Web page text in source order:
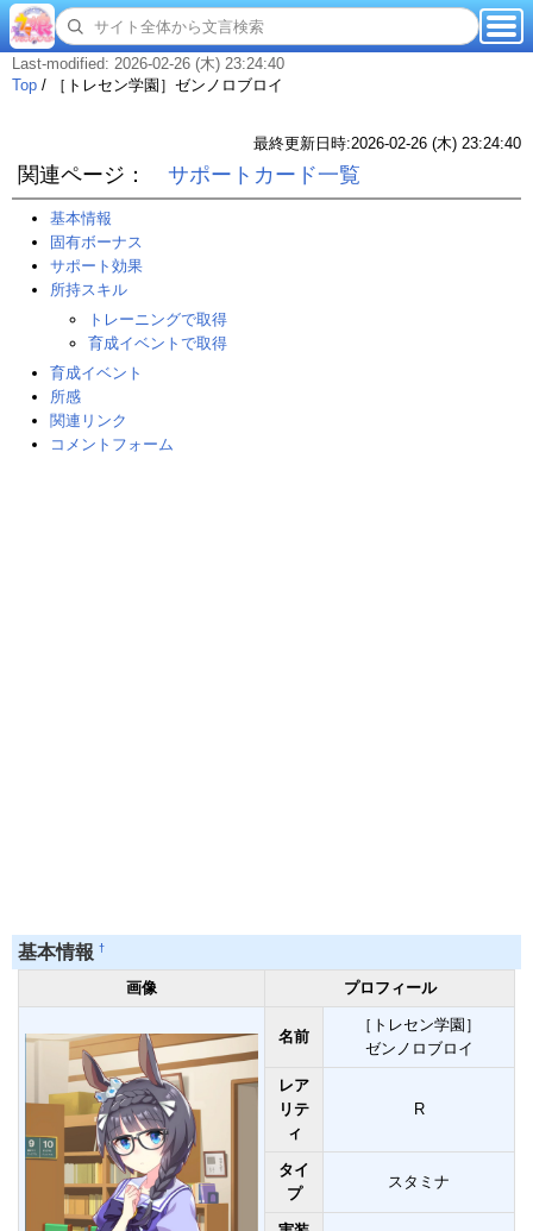
Last-modified: 2026-02-26 (木) 23:24:40
Top / ［トレセン学園］ゼンノロブロイ
最終更新日時:2026-02-26 (木) 23:24:40
関連ページ： サポートカード一覧
基本情報
固有ボーナス
サポート効果
所持スキル
トレーニングで取得
育成イベントで取得
育成イベント
所感
関連リンク
コメントフォーム
基本情報 †
画像 プロフィール
名前
［トレセン学園］
ゼンノロブロイ
レア
リテ
ィ
R
タイ
プ
スタミナ